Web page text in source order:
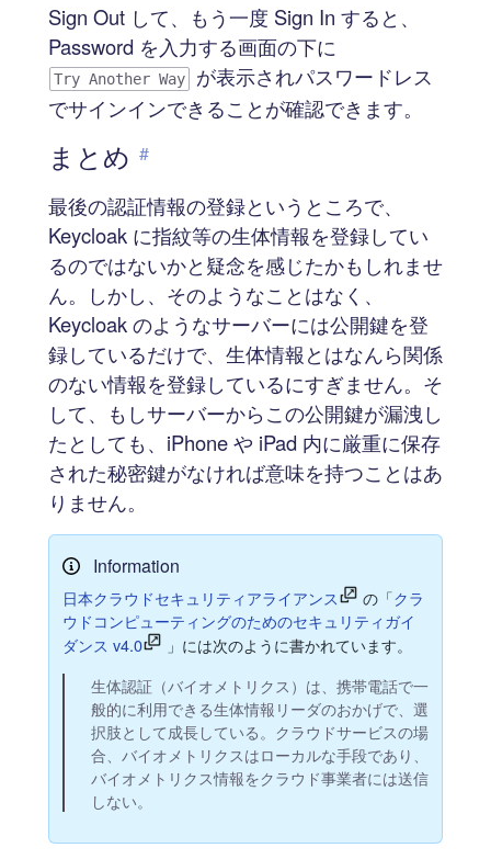
Sign Out して、もう一度 Sign In すると、
Password を入力する画面の下に
Try Another Way
が表示されパスワードレス
でサインインできることが確認できます。
まとめ #
最後の認証情報の登録というところで、
Keycloak に指紋等の生体情報を登録してい
るのではないかと疑念を感じたかもしれませ
ん。しかし、そのようなことはなく、
Keycloak のようなサーバーには公開鍵を登
録しているだけで、生体情報とはなんら関係
のない情報を登録しているにすぎません。そ
して、もしサーバーからこの公開鍵が漏洩し
たとしても、iPhone や iPad 内に厳重に保存
された秘密鍵がなければ意味を持つことはあ
りません。
Information
日本クラウドセキュリティアライアンス の「クラ
ウドコンピューティングのためのセキュリティガイ
ダンス v4.0
」には次のように書かれています。
生体認証（バイオメトリクス）は、携帯電話で一
般的に利用できる生体情報リーダのおかげで、選
択肢として成長している。クラウドサービスの場
合、バイオメトリクスはローカルな手段であり、
バイオメトリクス情報をクラウド事業者には送信
しない。